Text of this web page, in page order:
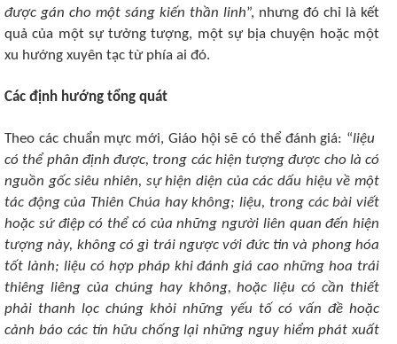
được gán cho một sáng kiến ​​thần linh”, nhưng đó chỉ là kết
quả của một sự tưởng tượng, một sự bịa chuyện hoặc một
xu hướng xuyên tạc từ phía ai đó.
Các định hướng tổng quát
Theo các chuẩn mực mới, Giáo hội sẽ có thể đánh giá: “liệu ​​
có thể phân định được, trong các hiện tượng được cho là có
nguồn gốc siêu nhiên, sự hiện diện của các dấu hiệu về một
tác động của Thiên Chúa hay không; liệu, trong các bài viết
hoặc sứ điệp có thể có của những người liên quan đến hiện
tượng này, không có gì trái ngược với đức tin và phong hóa
tốt lành; liệu có hợp pháp khi đánh giá cao những hoa trái
thiêng liêng của chúng hay không, hoặc liệu có cần thiết
phải thanh lọc chúng khỏi những yếu tố có vấn đề hoặc
cảnh báo các tín hữu chống lại những nguy hiểm phát xuất